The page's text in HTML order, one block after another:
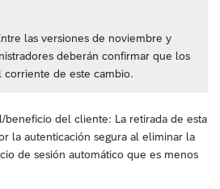
las versiones de noviembre y
deberán confirmar que los
corriente de este cambio.
beneficio del cliente: La retirada de esta
la autenticación segura al eliminar la
de sesión automático que es menos